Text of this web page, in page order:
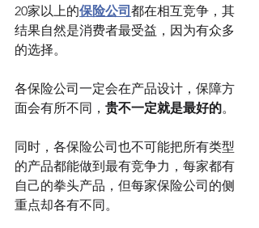
20家以上的保险公司 都在相互竞争，其
结果自然是消费者最受益，因为有众多
的选择。
各保险公司一定会在产品设计，保障方
面会有所不同， 贵不一定就是最好的。
同时，各保险公司也不可能把所有类型
的产品都能做到最有竞争力，每家都有
自己的拳头产品，但每家保险公司的侧
重点却各有不同。